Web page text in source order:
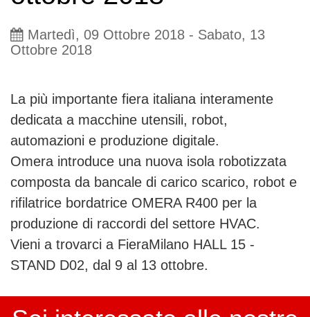
Martedì, 09 Ottobre 2018 - Sabato, 13
Ottobre 2018
La più importante fiera italiana interamente
dedicata a macchine utensili, robot,
automazioni e produzione digitale.
Omera introduce una nuova isola robotizzata
composta da bancale di carico scarico, robot e
rifilatrice bordatrice OMERA R400 per la
produzione di raccordi del settore HVAC.
Vieni a trovarci a FieraMilano HALL 15 -
STAND D02, dal 9 al 13 ottobre.